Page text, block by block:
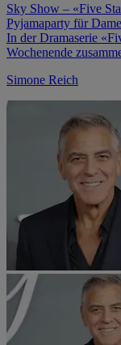
Sky Show – «Five
Pyjamaparty für
In der Dramaserie
Wochenende
Simone Reich